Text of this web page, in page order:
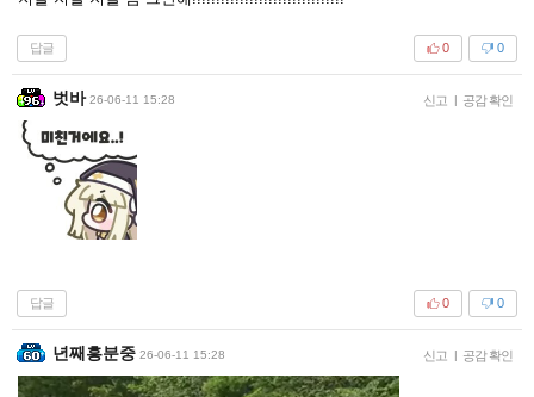
답글 0
0
벗바 26-06-11 15:28 신고 | 공감 확인
답글 0
0
년째흥분중 26-06-11 15:28 신고 | 공감 확인